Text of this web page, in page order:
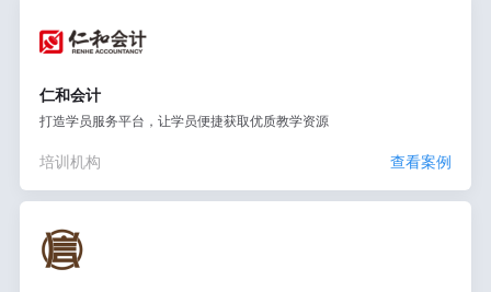
仁和会计
打造学员服务平台，让学员便捷获取优质教学资源
培训机构 查看案例